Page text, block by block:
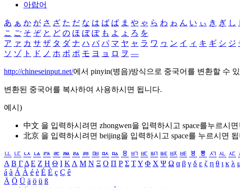
아랍어
あ ぁ か が さ ざ た だ な は ば ぱ ま や ゃ ら わ ゎ ん い ぃ き ぎ し
こ ご そ ぞ と ど の ほ ぼ ぽ も よ ょ ろ を
ア ァ カ サ ザ タ ダ ナ ハ バ パ マ ヤ ャ ラ ワ ヮ ン イ ィ キ ギ シ ジ
ソ ゾ ト ド ノ ホ ボ ポ モ ヨ ョ ロ ヲ ―
http://chineseinput.net/에서 pinyin(병음)방식으로 중국어를 변환할 수
변환된 중국어를 복사하여 사용하시면 됩니다.
예시)
中文 을 입력하시려면 zhongwen을 입력하시고 space를누르시
北京 을 입력하시려면 beijing을 입력하시고 space를 누르시면
ㅥ ㅦ ㅧ ㅨ ㅩ ㅪ ㅫ ㅬ ㅭ ㅮ ㅯ ㅰ ㅱ ㅲ ㅳ ㅴ ㅵ ㅶ ㅷ ㅸ ㅹ ㅺ ㅻ ㅼ
Α Β ΓΔ Ε Ζ Η Θ Ι ΚΛ Μ Ν Ξ Ο Π Ρ Σ ΤΥ Φ Χ Ψ Ω α β γ δ ε ζ η θ ι κ λ
á à Á À é è É È ç Ç ê
Ä Ö Ü ä ö ü ß